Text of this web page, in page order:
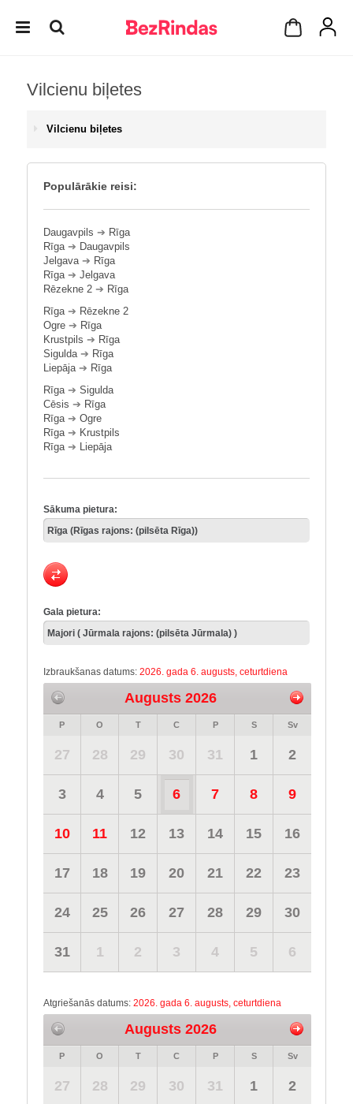
Vilcienu biļetes
Vilcienu biļetes
Populārākie reisi:
Daugavpils ➔ Rīga
Rīga➔ Daugavpils
Jelgava➔ Rīga
Rīga➔ Jelgava
Rēzekne 2 ➔ Rīga
Rīga➔ Rēzekne 2
Ogre ➔ Rīga
Krustpils ➔ Rīga
Sigulda➔ Rīga
Liepāja➔ Rīga
Rīga➔ Sigulda
Cēsis ➔ Rīga
Rīga➔ Ogre
Rīga➔ Krustpils
Rīga➔ Liepāja
Sākuma pietura:
Gala pietura:
Izbraukšanas datums: 2026. gada 6. augusts, ceturtdiena
Augusts 2026
P O T C P S Sv
27 28 29 30 31 1 2
3 4 5 6 7 8 9
10 11 12 13 14 15 16
17 18 19 20 21 22 23
24 25 26 27 28 29 30
31 1 2 3 4 5 6
Atgriešanās datums: 2026. gada 6. augusts, ceturtdiena
Augusts 2026
P O T C P S Sv
27 28 29 30 31 1 2